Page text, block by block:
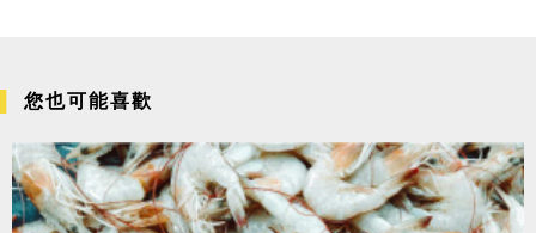
您也可能喜歡